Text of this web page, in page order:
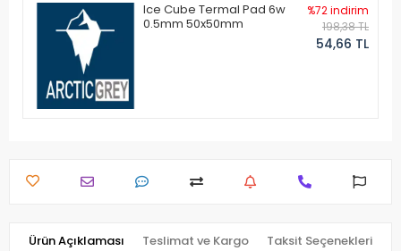
Ice Cube Termal Pad 6w
0.5mm 50x50mm
%72 indirim
198,38 TL
54,66 TL
Ürün Açıklaması Teslimat ve Kargo Taksit Seçenekleri